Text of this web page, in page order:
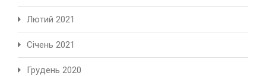
Лютий 2021
Січень 2021
Грудень 2020